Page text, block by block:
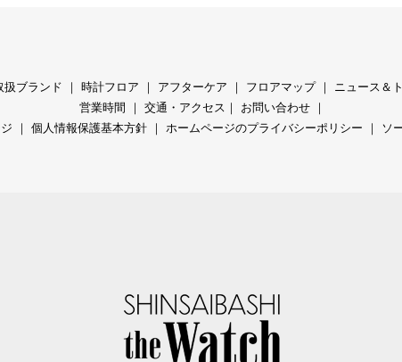
扱ブランド ｜ 時計フロア ｜ アフターケア ｜ フロアマップ｜
ニュース＆
営業時間
｜ 交通・アクセス ｜ お問い合わせ ｜
｜ 個人情報保護基本方針｜ ホームページのプライバシーポリシー ｜ ソ